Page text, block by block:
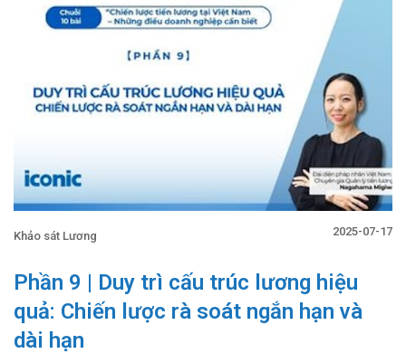
Khảo sát Lương 2025-07-17
Phần 9 | Duy trì cấu trúc lương hiệu
quả: Chiến lược rà soát ngắn hạn và
dài hạn